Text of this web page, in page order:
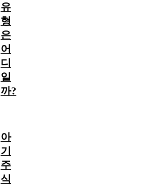
유
형
은
어
디
일
까?
아
기
주
식